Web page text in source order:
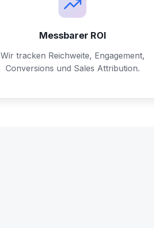
Messbarer ROI
Wir tracken Reichweite, Engagement,
Conversions und Sales Attribution.